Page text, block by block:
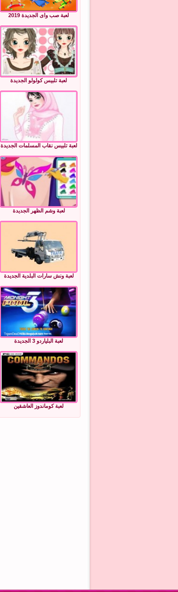
لعبة صب واى الجديدة 2019
لعبة تلبيس كولولو الجديدة
لعبة تلبيس نقاب المسلمات الجديدة
لعبة وشم الظهر الجديدة
لعبة ونش سارات البلدية الجديدة
لعبة البلياردو 3 الجديدة
لعبة كوماندوز العاشقين